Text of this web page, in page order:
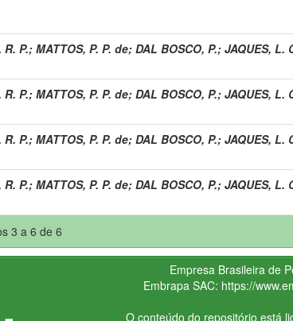
P.; MATTOS, P. P. de; DAL BOSCO, P.; JAQUES, L.
P.; MATTOS, P. P. de; DAL BOSCO, P.; JAQUES, L.
P.; MATTOS, P. P. de; DAL BOSCO, P.; JAQUES, L.
P.; MATTOS, P. P. de; DAL BOSCO, P.; JAQUES, L.
3 a 6 de 6
Empresa Brasileira de
Embrapa SAC: https://
O conteúdo do repositório está